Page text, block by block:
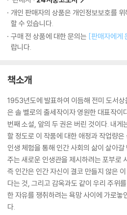
개인 판매자의 상품은 개인정보보호를
할 수 있습니다.
구매 전 상품에 대한 문의는 [판매자에게
랍니다.
책소개
1953년도에 발표하여 이듬해 전미 도서상
은 솔 벨로의 출세작이자 영원한 대표작이
번째 소설, 앞의 두 권은 버린 것이다. 내게
할 정도로 이 작품에 대한 애정과 작업량
인생 체험을 통해 인간 사회의 삶이 살아
주는 새로운 인생관을 제시하려는 포부로
즉 인간은 인간 자신이 결코 만들지 않은
다는 것, 그리고 감옥과도 같이 우리 주위
한 자유를 쟁취하려는 욕망 사이에 가로놓
다.